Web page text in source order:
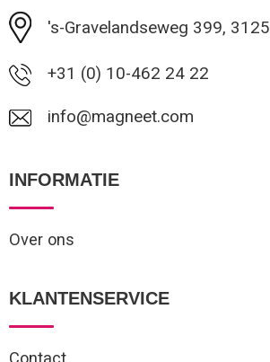
's-Gravelandseweg 399,
+31 (0) 10-462 24 22
info@magneet.com
INFORMATIE
Over ons
KLANTENSERVICE
Contact